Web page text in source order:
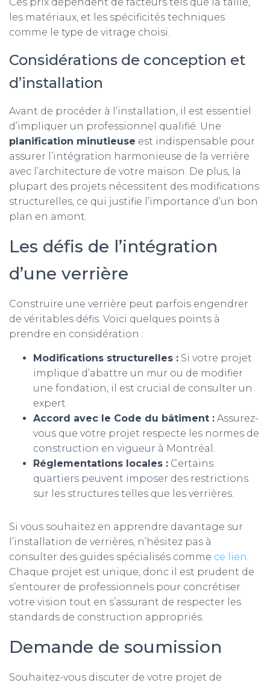
les matériaux, et les spécificités techniques
comme le type de vitrage choisi.
Considérations de conception et
d’installation
Avant de procéder à l’installation, il est essentiel
d’impliquer un professionnel qualifié. Une
planification minutieuse est indispensable pour
assurer l’intégration harmonieuse de la verrière
avec l’architecture de votre maison. De plus, la
plupart des projets nécessitent des modifications
structurelles, ce qui justifie l’importance d’un bon
plan en amont.
Les défis de l’intégration
d’une verrière
Construire une verrière peut parfois engendrer
de véritables défis. Voici quelques points à
prendre en considération :
Modifications structurelles : Si votre projet
implique d’abattre un mur ou de modifier
une fondation, il est crucial de consulter un
expert.
Accord avec le Code du bâtiment : Assurez-
vous que votre projet respecte les normes de
construction en vigueur à Montréal.
Réglementations locales : Certains
quartiers peuvent imposer des restrictions
sur les structures telles que les verrières.
Si vous souhaitez en apprendre davantage sur
l’installation de verrières, n’hésitez pas à
consulter des guides spécialisés comme ce lien.
Chaque projet est unique, donc il est prudent de
s’entourer de professionnels pour concrétiser
votre vision tout en s’assurant de respecter les
standards de construction appropriés.
Demande de soumission
Souhaitez-vous discuter de votre projet de